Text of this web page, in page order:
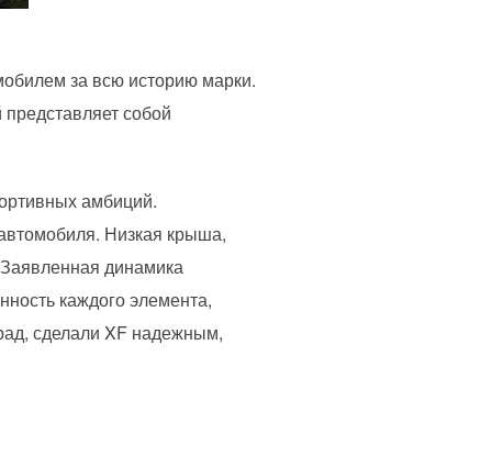
за всю историю марки.
собой
амбиций.
Низкая крыша,
динамика
каждого элемента,
сделали XF надежным,